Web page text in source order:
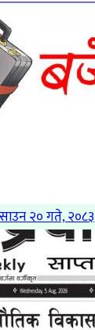
साउन २० गते, २०८३